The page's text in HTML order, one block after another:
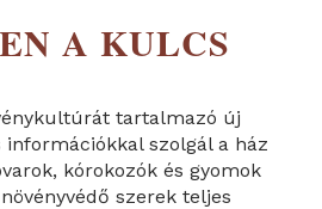
A KULCS
tartalmazó új
szolgál a ház
kórokozók és gyomok
szerek teljes